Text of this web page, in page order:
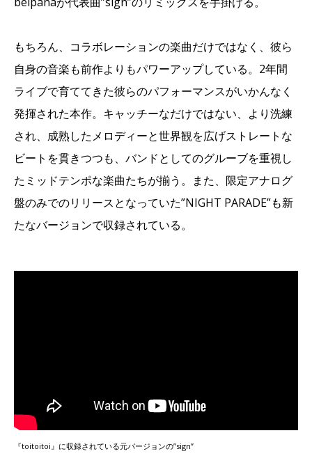
もちろん、コラボレーションの楽曲だけではなく、彼ら
自身の音楽も前作よりもパワーアップしている。2年間
ライブで育ててきた彼らのパフォーマンスがいかんなく
発揮された本作。キャッチーなだけではない、より洗練
され、成熟したメロディーと世界観を広げストレートな
ビートを貫きつつも、バンドとしてのグルーブを重視し
たミッドテンポな楽曲たちが揃う。また、限定アナログ
盤のみでのリリースとなっていた”NIGHT PARADE”も新
たなバージョンで収録されている。
『toitoitoi』に収録されている元バージョンの”sign”